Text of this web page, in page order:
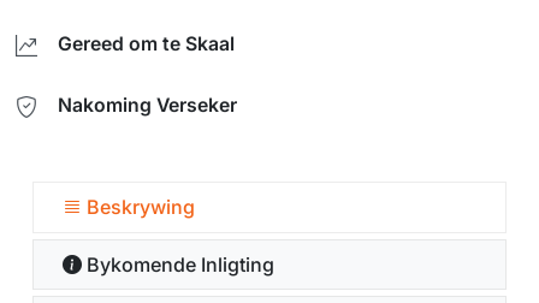
Gereed om te Skaal
Nakoming Verseker
Beskrywing
Bykomende Inligting